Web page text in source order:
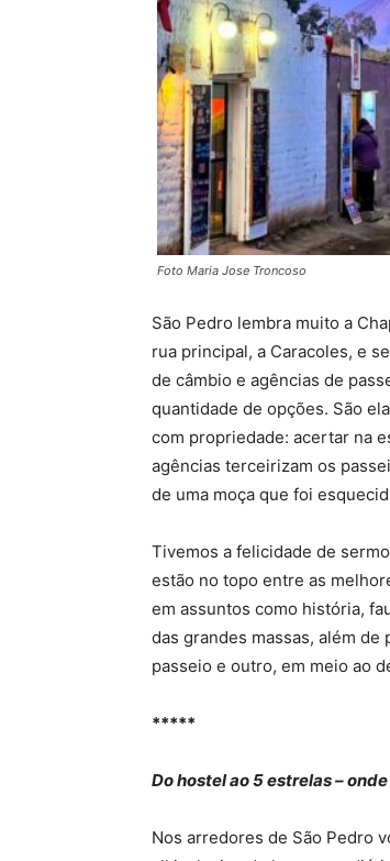
Foto Maria Jose Troncoso
São Pedro lembra muito a
rua principal, a Caracoles, e
de câmbio e agências de
quantidade de opções. São
com propriedade: acertar na
agências terceirizam os
de uma moça que foi
Tivemos a felicidade de
estão no topo entre as
em assuntos como história,
das grandes massas, além
passeio e outro, em meio ao
*****
Do hostel ao 5 estrelas –
Nos arredores de São Pedro